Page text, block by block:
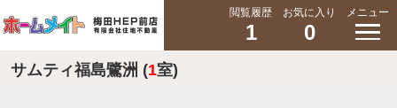
閲覧履歴
1
お気に入り
0
メニュー
サムティ福島鷺洲 (1室)